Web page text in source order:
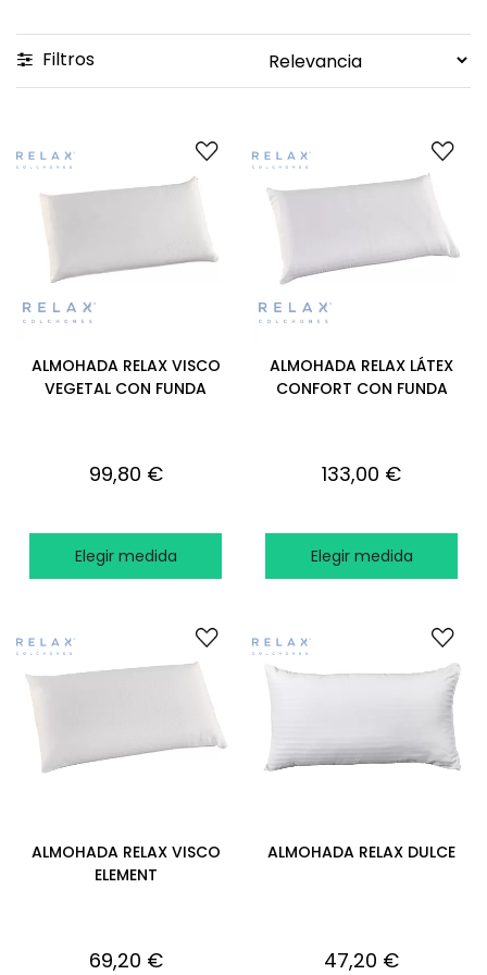
Filtros
ALMOHADA RELAX VISCO
VEGETAL CON FUNDA
99,80 €
Elegir medida
ALMOHADA RELAX LÁTEX
CONFORT CON FUNDA
133,00 €
Elegir medida
ALMOHADA RELAX VISCO
ELEMENT
69,20 €
ALMOHADA RELAX DULCE
47,20 €